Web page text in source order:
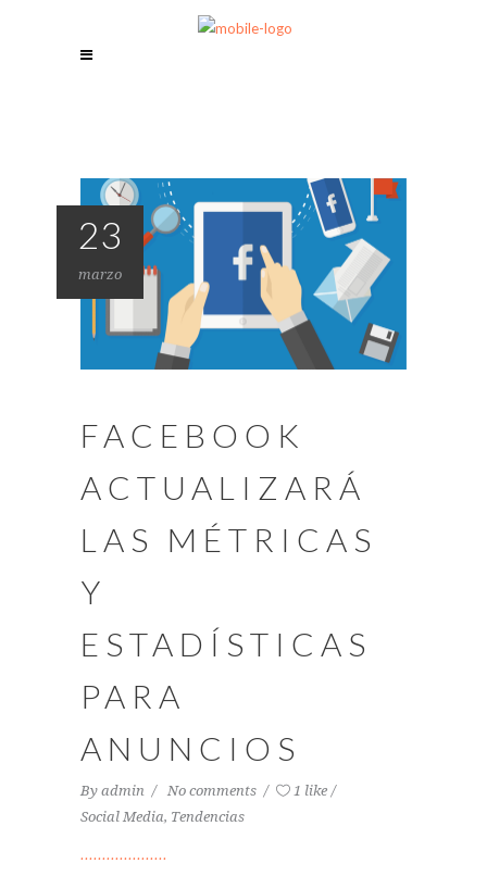
23
marzo
FACEBOOK
ACTUALIZARÁ
LAS MÉTRICAS
Y
ESTADÍSTICAS
PARA
ANUNCIOS
By admin No comments
1 like
Social Media, Tendencias